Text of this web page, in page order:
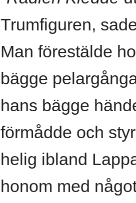
Trumfiguren,
Man förestälde
bägge
hans bägge
förmådde och
helig ibland
honom med